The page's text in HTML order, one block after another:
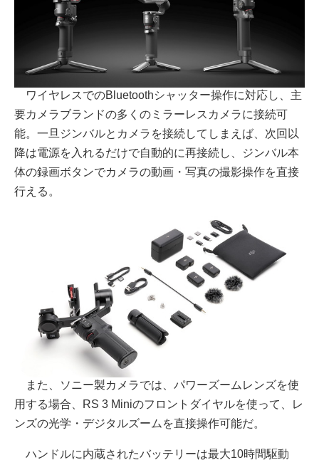
ワイヤレスでのBluetoothシャッター操作に対応し、主
要カメラブランドの多くのミラーレスカメラに接続可
能。一旦ジンバルとカメラを接続してしまえば、次回以
降は電源を入れるだけで自動的に再接続し、ジンバル本
体の録画ボタンでカメラの動画・写真の撮影操作を直接
行える。
また、ソニー製カメラでは、パワーズームレンズを使
用する場合、RS 3 Miniのフロントダイヤルを使って、レ
ンズの光学・デジタルズームを直接操作可能だ。
ハンドルに内蔵されたバッテリーは最大10時間駆動